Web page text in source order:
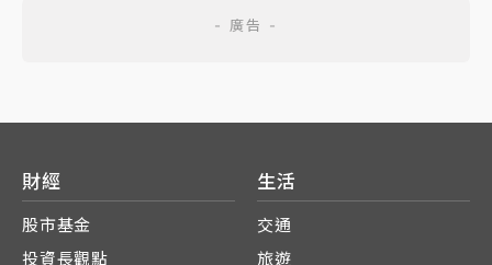
財經
股市基金
投資長觀點
生活
交通
旅遊